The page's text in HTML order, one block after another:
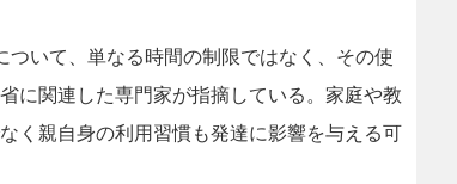
いて、単なる時間の制限ではなく、その使
に関連した専門家が指摘している。家庭や教
く親自身の利用習慣も発達に影響を与える可